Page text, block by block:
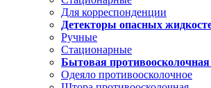
Для корреспонденции
Детекторы опасных
Ручные
Стационарные
Бытовая
Одеяло противоосколочное